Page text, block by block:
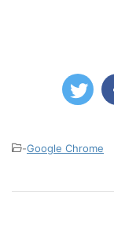
-Google Chrome